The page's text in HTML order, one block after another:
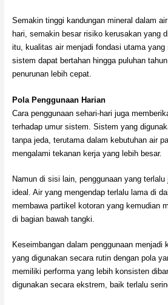
Semakin tinggi kandungan mineral dalam
hari, semakin besar risiko kerusakan yang
itu, kualitas air menjadi fondasi utama yang
sistem dapat bertahan hingga puluhan
penurunan lebih cepat.
Pola Penggunaan Harian
Cara penggunaan sehari-hari juga
terhadap umur sistem. Sistem yang
tanpa jeda, terutama dalam kebutuhan air
mengalami tekanan kerja yang lebih besar.
Namun di sisi lain, penggunaan yang
ideal. Air yang mengendap terlalu lama di
membawa partikel kotoran yang kemudian
di bagian bawah tangki.
Keseimbangan dalam penggunaan menjadi
yang digunakan secara rutin dengan pola
memiliki performa yang lebih konsisten
digunakan secara ekstrem, baik terlalu